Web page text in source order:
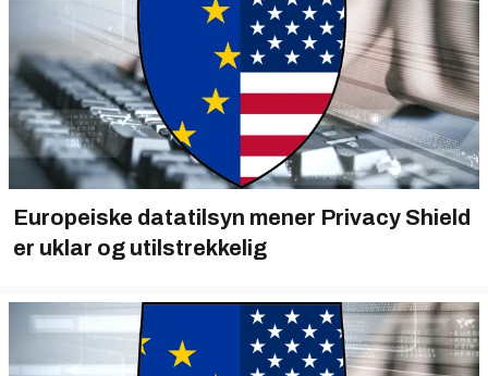
Europeiske datatilsyn mener Privacy Shield
er uklar og utilstrekkelig